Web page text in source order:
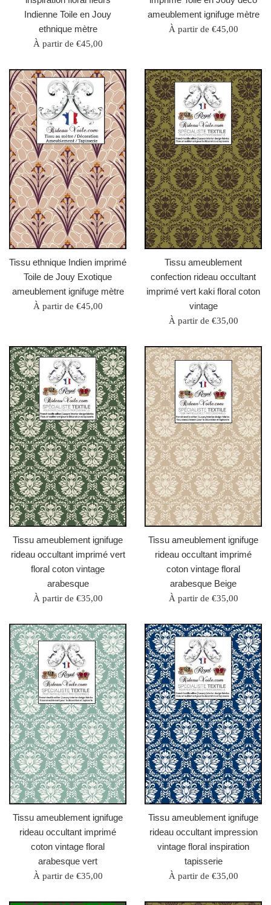
Indienne Toile en Jouy
ethnique mètre
À partir de €45,00
ameublement ignifuge mètre
À partir de €45,00
Tissu ethnique Indien imprimé
Toile de Jouy Exotique
ameublement ignifuge mètre
À partir de €45,00
Tissu ameublement
confection rideau occultant
imprimé vert kaki floral coton
vintage
À partir de €35,00
Tissu ameublement ignifuge
rideau occultant imprimé vert
floral coton vintage
arabesque
À partir de €35,00
Tissu ameublement ignifuge
rideau occultant imprimé
coton vintage floral
arabesque Beige
À partir de €35,00
Tissu ameublement ignifuge
rideau occultant imprimé
coton vintage floral
arabesque vert
À partir de €35,00
Tissu ameublement ignifuge
rideau occultant impression
vintage floral inspiration
tapisserie
À partir de €35,00